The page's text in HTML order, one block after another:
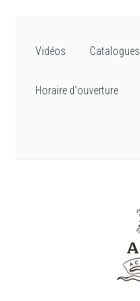
Vidéos Catalogues
Horaire d'ouverture